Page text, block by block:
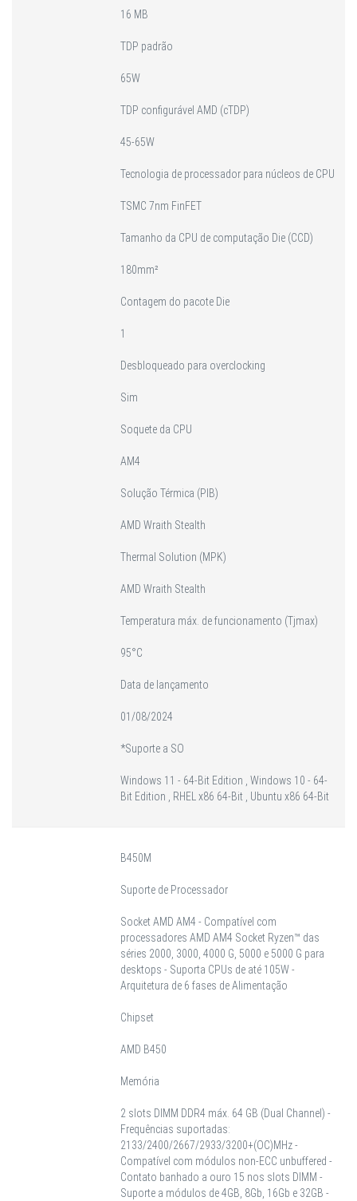
16 MB
TDP padrão
65W
TDP configurável AMD (cTDP)
45-65W
Tecnologia de processador para núcleos de CPU
TSMC 7nm FinFET
Tamanho da CPU de computação Die (CCD)
180mm²
Contagem do pacote Die
1
Desbloqueado para overclocking
Sim
Soquete da CPU
AM4
Solução Térmica (PIB)
AMD Wraith Stealth
Thermal Solution (MPK)
AMD Wraith Stealth
Temperatura máx. de funcionamento (Tjmax)
95°C
Data de lançamento
01/08/2024
*Suporte a SO
Windows 11 - 64-Bit Edition , Windows 10 - 64-
Bit Edition , RHEL x86 64-Bit , Ubuntu x86 64-Bit
B450M
Suporte de Processador
Socket AMD AM4 - Compatível com
processadores AMD AM4 Socket Ryzen™ das
séries 2000, 3000, 4000 G, 5000 e 5000 G para
desktops - Suporta CPUs de até 105W -
Arquitetura de 6 fases de Alimentação
Chipset
AMD B450
Memória
2 slots DIMM DDR4 máx. 64 GB (Dual Channel) -
Frequências suportadas:
2133/2400/2667/2933/3200+(OC)MHz -
Compatível com módulos non-ECC unbuffered -
Contato banhado a ouro 15 nos slots DIMM -
Suporte a módulos de 4GB, 8Gb, 16Gb e 32GB -